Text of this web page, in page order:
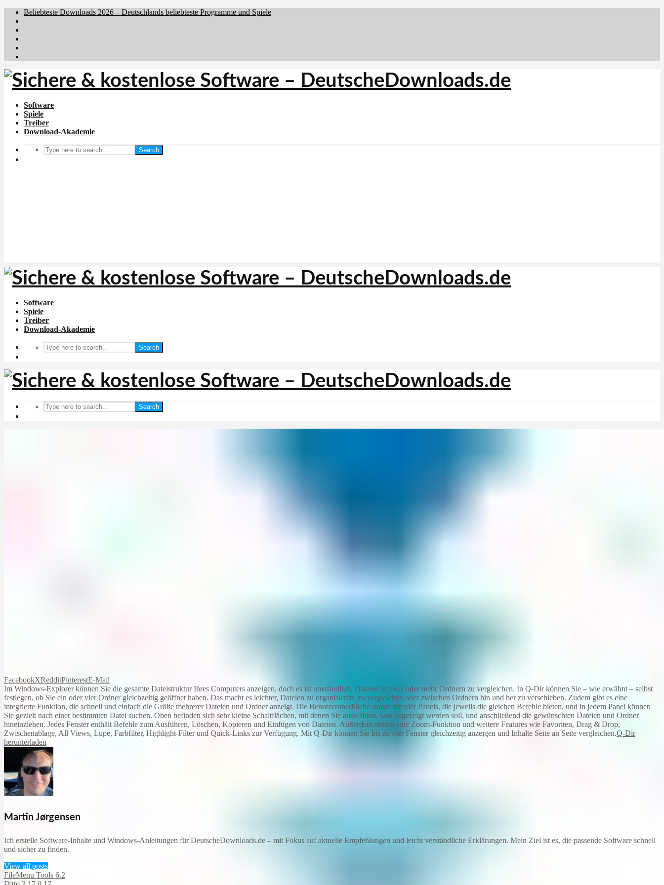
Beliebteste Downloads 2026 – Deutschlands beliebteste Programme und Spiele
Software
Spiele
Treiber
Download-Akademie
Search
Software
Spiele
Treiber
Download-Akademie
Search
Search
FacebookXRedditPinterestE-Mail
Im Windows-Explorer können Sie die gesamte Dateistruktur Ihres Computers anzeigen, doch es ist umständlich, Dateien in zwei oder mehr Ordnern zu vergleichen. In Q-Dir können Sie – wie erwähnt – selbst
festlegen, ob Sie ein oder vier Ordner gleichzeitig geöffnet haben. Das macht es leichter, Dateien zu organisieren, zu vergleichen oder zwischen Ordnern hin und her zu verschieben. Zudem gibt es eine
integrierte Funktion, die schnell und einfach die Größe mehrerer Dateien und Ordner anzeigt. Die Benutzeroberfläche startet mit vier Panels, die jeweils die gleichen Befehle bieten, und in jedem Panel können
Sie gezielt nach einer bestimmten Datei suchen. Oben befinden sich sehr kleine Schaltflächen, mit denen Sie auswählen, was angezeigt werden soll, und anschließend die gewünschten Dateien und Ordner
hineinziehen. Jedes Fenster enthält Befehle zum Ausführen, Löschen, Kopieren und Einfügen von Dateien. Außerdem stehen eine Zoom-Funktion und weitere Features wie Favoriten, Drag & Drop,
Zwischenablage, All Views, Lupe, Farbfilter, Highlight-Filter und Quick-Links zur Verfügung. Mit Q-Dir können Sie bis zu vier Fenster gleichzeitig anzeigen und Inhalte Seite an Seite vergleichen.Q-Dir
herunterladen
Martin Jørgensen
Ich erstelle Software-Inhalte und Windows-Anleitungen für DeutscheDownloads.de – mit Fokus auf aktuelle Empfehlungen und leicht verständliche Erklärungen. Mein Ziel ist es, die passende Software schnell
und sicher zu finden.
View all posts
FileMenu Tools 6.2